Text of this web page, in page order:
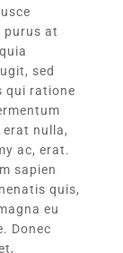
purus at
sed
qui ratione
nulla,
ac, erat.
sapien
quis,
eu
Donec